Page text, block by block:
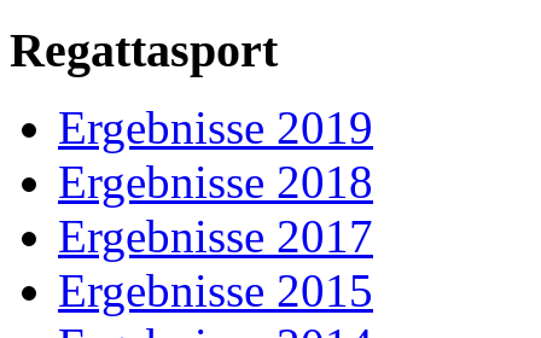
Regattasport
Ergebnisse 2019
Ergebnisse 2018
Ergebnisse 2017
Ergebnisse 2015